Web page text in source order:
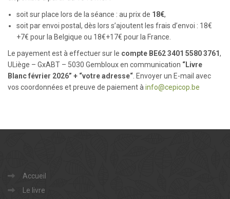
soit sur place lors de la séance : au prix de 18€,
soit par envoi postal, dès lors s’ajoutent les frais d’envoi : 18€
+7€ pour la Belgique ou 18€+17€ pour la France.
Le payement est à effectuer sur le compte BE62 3401 5580 3761,
ULiège – GxABT – 5030 Gembloux en communication “Livre
Blanc février 2026” + “votre adresse“ . Envoyer un E-mail avec
vos coordonnées et preuve de paiement à info@cepicop.be
Accueil
Le livre